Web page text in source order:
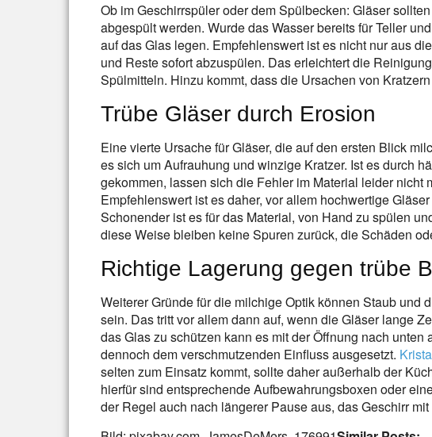
Ob im Geschirrspüler oder dem Spülbecken: Gläser
abgespült werden. Wurde das Wasser bereits für Teller
auf das Glas legen. Empfehlenswert ist es nicht nur aus
und Reste sofort abzuspülen. Das erleichtert die
Spülmitteln. Hinzu kommt, dass die Ursachen von
Trübe Gläser durch Erosion
Eine vierte Ursache für Gläser, die auf den ersten Blick
es sich um Aufrauhung und winzige Kratzer. Ist es durch
gekommen, lassen sich die Fehler im Material leider nicht
Empfehlenswert ist es daher, vor allem hochwertige
Schonender ist es für das Material, von Hand zu spülen
diese Weise bleiben keine Spuren zurück, die Schäden
Richtige Lagerung gegen trübe
Weiterer Gründe für die milchige Optik können Staub und
sein. Das tritt vor allem dann auf, wenn die Gläser lange
das Glas zu schützen kann es mit der Öffnung nach
dennoch dem verschmutzenden Einfluss ausgesetzt.
selten zum Einsatz kommt, sollte daher außerhalb der
hierfür sind entsprechende Aufbewahrungsboxen oder
der Regel auch nach längerer Pause aus, das Geschirr